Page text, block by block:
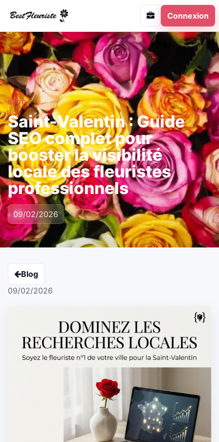
Connexion
BLOG
Saint-Valentin : Guide
SEO complet pour
booster la visibilité
locale des fleuristes
professionnels
09/02/2026
Blog
09/02/2026